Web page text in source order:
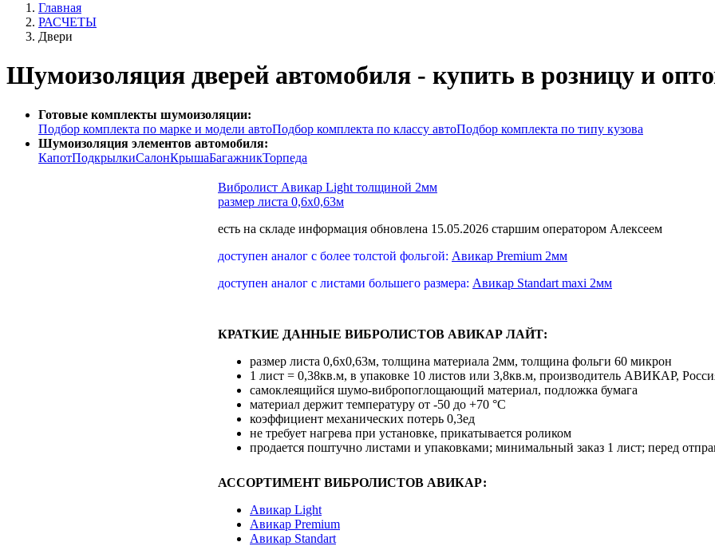
Главная
РАСЧЕТЫ
Двери
Шумоизоляция дверей автомобиля - купить в розницу и
Готовые комплекты шумоизоляции:
Подбор комплекта по марке и модели автоПодбор комплекта по классу автоПодбор комплекта по типу кузова
Шумоизоляция элементов автомобиля:
КапотПодкрылкиСалонКрышаБагажникТорпеда
Вибролист Авикар Light толщиной 2мм
размер листа 0,6х0,63м
есть на складе информация обновлена 15.05.2026 старшим оператором Алексеем
доступен аналог с более толстой фольгой: Авикар Premium 2мм
доступен аналог с листами большего размера: Авикар Standart maxi 2мм
КРАТКИЕ ДАННЫЕ ВИБРОЛИСТОВ АВИКАР ЛАЙТ:
размер листа 0,6х0,63м, толщина материала 2мм, толщина фольги 60 микрон
1 лист = 0,38кв.м, в упаковке 10 листов или 3,8кв.м, производитель АВИКАР,
самоклеящийся шумо-вибропоглощающий материал, подложка бумага
материал держит температуру от -50 до +70 °С
коэффициент механических потерь 0,3ед
не требует нагрева при установке, прикатывается роликом
продается поштучно листами и упаковками; минимальный заказ 1 лист; перед
АССОРТИМЕНТ ВИБРОЛИСТОВ АВИКАР:
Авикар Light
Авикар Premium
Авикар Standart